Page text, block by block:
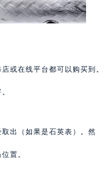
或在线平台都可以购买到。
出（如果是石英表）。然
置。